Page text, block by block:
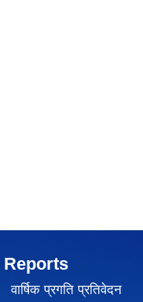
Reports
वार्षिक प्रगति प्रतिवेदन